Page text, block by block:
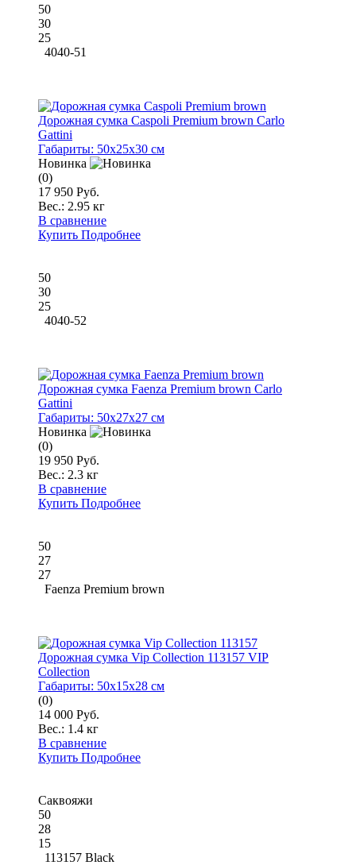
50
30
25
4040-51
Дорожная сумка Caspoli Premium brown Carlo
Gattini
Габариты: 50x25x30 см
Новинка
(0)
17 950 Руб.
Вес.: 2.95 кг
В сравнение
Купить Подробнее
50
30
25
4040-52
Дорожная сумка Faenza Premium brown Carlo
Gattini
Габариты: 50x27x27 см
Новинка
(0)
19 950 Руб.
Вес.: 2.3 кг
В сравнение
Купить Подробнее
50
27
27
Faenza Premium brown
Дорожная сумка Vip Collection 113157 VIP
Collection
Габариты: 50x15x28 см
(0)
14 000 Руб.
Вес.: 1.4 кг
В сравнение
Купить Подробнее
Саквояжи
50
28
15
113157 Black